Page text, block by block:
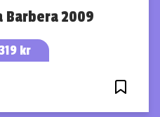
Barbera 2009
kr